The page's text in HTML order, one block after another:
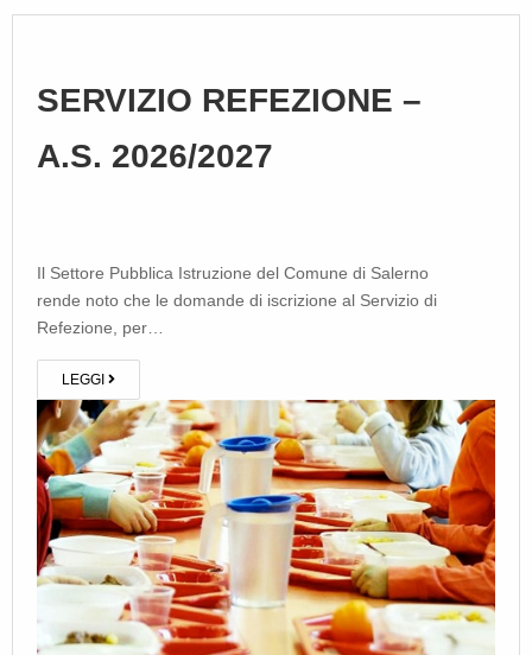
SERVIZIO REFEZIONE –
A.S. 2026/2027
Il Settore Pubblica Istruzione del Comune di Salerno
rende noto che le domande di iscrizione al Servizio di
Refezione, per…
LEGGI